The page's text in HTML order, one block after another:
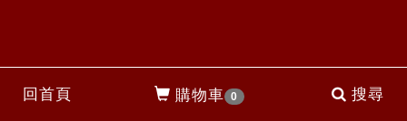
回首頁 購物車 0 搜尋